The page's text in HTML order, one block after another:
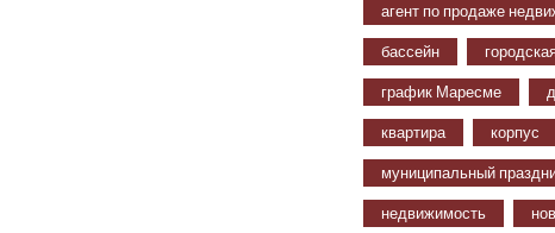
агент по продаже
бассейн
график Маресме
квартира корпус
муниципальный
недвижимость